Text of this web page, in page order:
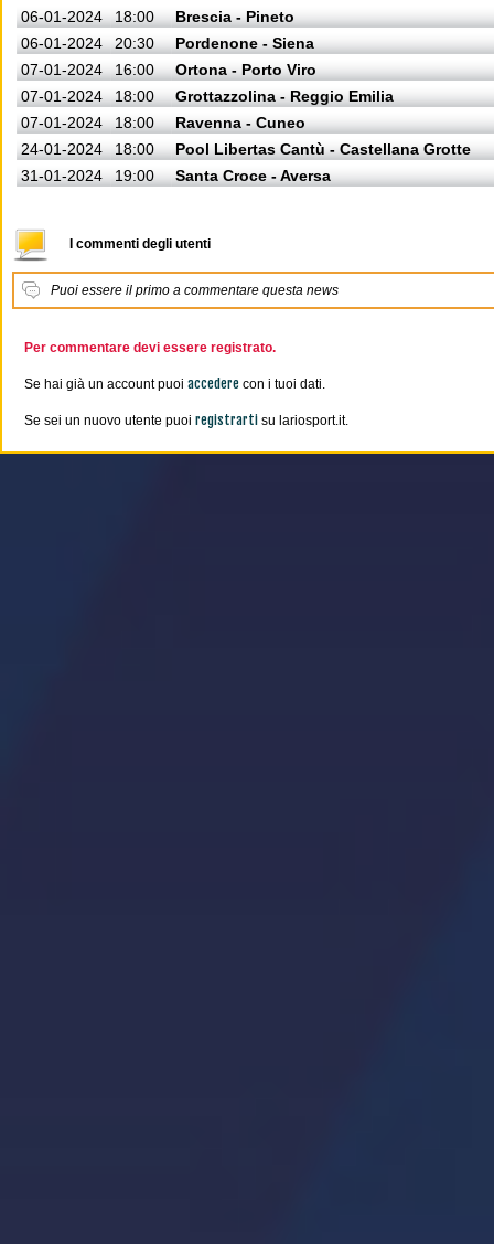
06-01-2024 18:00
Brescia - Pineto
06-01-2024
20:30
Pordenone - Siena
07-01-2024
16:00
Ortona - Porto Viro
07-01-2024
18:00
Grottazzolina - Reggio Emilia
07-01-2024
18:00
Ravenna - Cuneo
24-01-2024
18:00
Pool Libertas Cantù - Castellana Grotte
31-01-2024
19:00 Santa Croce - Aversa
I commenti degli utenti
Puoi essere il primo a commentare questa news
Per commentare devi essere registrato.
Se hai già un account puoi accedere con i tuoi dati.
Se sei un nuovo utente puoi registrarti su lariosport.it.